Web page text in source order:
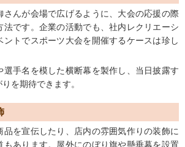
さんが会場で広げるように、大会の応援の際
法です。企業の活動でも、社内レクリエーシ
ントでスポーツ大会を開催するケースは珍し
選手名を模した横断幕を製作し、当日披露す
を期待できます。
品を宣伝したり、店内の雰囲気作りの装飾に
もあります。屋外にのぼり旗や懸垂幕を設置